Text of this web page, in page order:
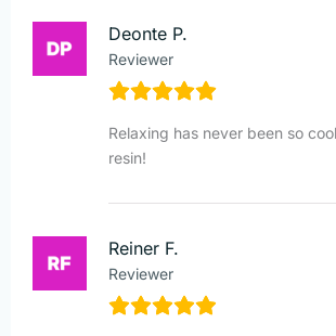
Deonte P.
Reviewer
Relaxing has never been so
resin!
Reiner F.
Reviewer